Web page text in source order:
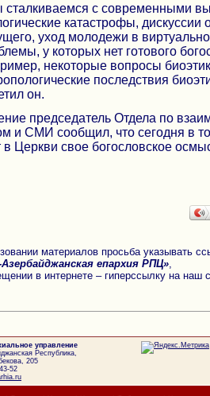
с современными
катастрофы, дискуссии
уход молодежи в
у которых нет готового
некоторые вопросы
последствия
он.
председатель Отдела по
и СМИ сообщил, что сегодня в
в Церкви свое богословское
материалов просьба указывать
Азербайджанская епархия РПЦ»
в интернете – гиперссылку на наш
управление
Республика,
205
52